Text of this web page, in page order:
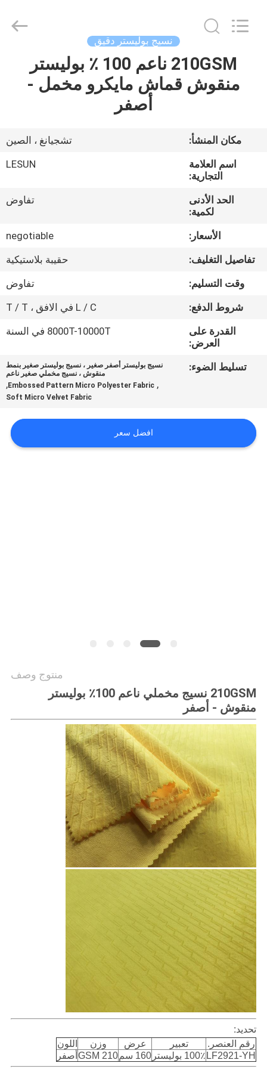
الصفحة
الرئيسية
معلومات
المعمل
الجودة
أخبار
اطلب
Technology
CO.,LTD.
نسيج بوليستر دقيق
210GSM ناعم 100 ٪ بوليستر
منقوش قماش مايكرو مخمل -
أصفر
مكان المنشأ:
تشجيانغ ، الصين
اسم العلامة
التجارية:
LESUN
الحد الأدنى
لكمية:
تفاوض
الأسعار:
negotiable
تفاصيل التغليف:
حقيبة بلاستيكية
وقت التسليم:
تفاوض
شروط الدفع:
L / C في الافق ، T / T
القدرة على
العرض:
8000T-10000T في السنة
تسليط الضوء:
نسيج بوليستر أصفر صغير ، نسيج بوليستر صغير بنمط
منقوش ، نسيج مخملي صغير ناعم
,
Embossed Pattern Micro Polyester Fabric
,
Soft Micro Velvet Fabric
افضل سعر
منتوج وصف
210GSM نسيج مخملي ناعم 100٪ بوليستر
منقوش - أصفر
تحديد:
رقم العنصر.
تعبير عرض وزن
اللون
LF2921-YH 100٪ بوليستر 160 سم 210 GSM أصفر